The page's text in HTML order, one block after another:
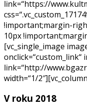
link=“https://
!important;margin-
10px
[vc_single_image
onclick=“custom_link“
link=“http://
width=“1/
V roku 2018